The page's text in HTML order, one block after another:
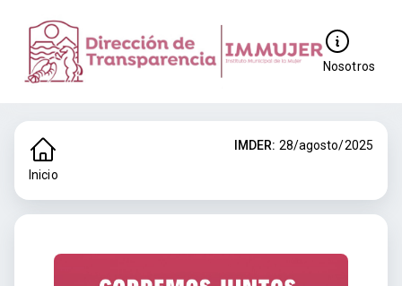
Nosotros
Inicio
IMDER: 28/agosto/2025